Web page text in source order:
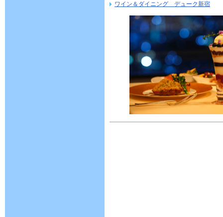
ワイン＆ダイニング デューク新宿